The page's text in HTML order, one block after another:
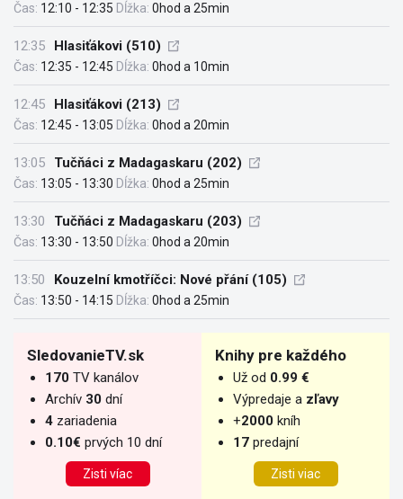
Čas: 12:10 - 12:35 Dĺžka: 0hod a 25min
12:35 Hlasiťákovi (510)
Čas: 12:35 - 12:45 Dĺžka: 0hod a 10min
12:45 Hlasiťákovi (213)
Čas: 12:45 - 13:05 Dĺžka: 0hod a 20min
13:05 Tučňáci z Madagaskaru (202)
Čas: 13:05 - 13:30 Dĺžka: 0hod a 25min
13:30 Tučňáci z Madagaskaru (203)
Čas: 13:30 - 13:50 Dĺžka: 0hod a 20min
13:50 Kouzelní kmotříčci: Nové přání (105)
Čas: 13:50 - 14:15 Dĺžka: 0hod a 25min
SledovanieTV.sk
170 TV kanálov
Archív 30 dní
4 zariadenia
0.10€ prvých 10 dní
Zisti víac
Knihy pre každého
Už od 0.99 €
Výpredaje a zľavy
+2000 kníh
17 predajní
Zisti viac